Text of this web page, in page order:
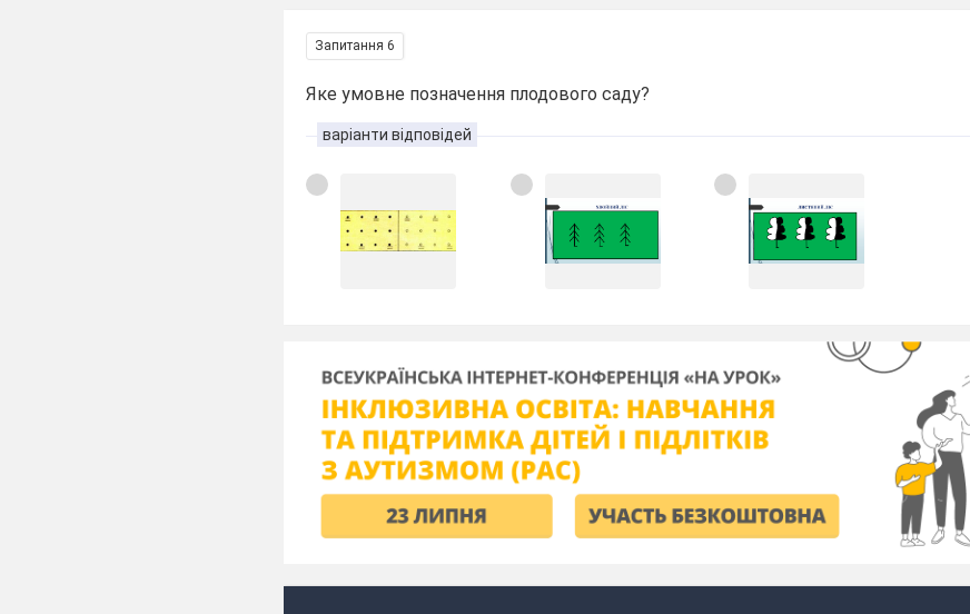
Запитання 6
Яке умовне позначення плодового саду?
варіанти відповідей